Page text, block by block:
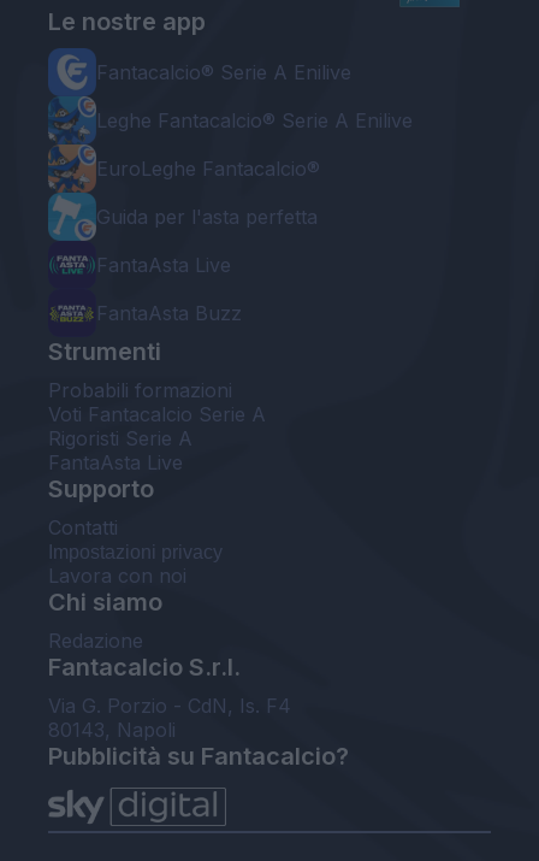
Le nostre app
Fantacalcio® Serie A Enilive
Leghe Fantacalcio® Serie A Enilive
EuroLeghe Fantacalcio®
Guida per l'asta perfetta
FantaAsta Live
FantaAsta Buzz
Strumenti
Probabili formazioni
Voti Fantacalcio Serie A
Rigoristi Serie A
FantaAsta Live
Supporto
Contatti
Impostazioni privacy
Lavora con noi
Chi siamo
Redazione
Fantacalcio S.r.l.
Via G. Porzio - CdN, Is. F4
80143, Napoli
Pubblicità su Fantacalcio?